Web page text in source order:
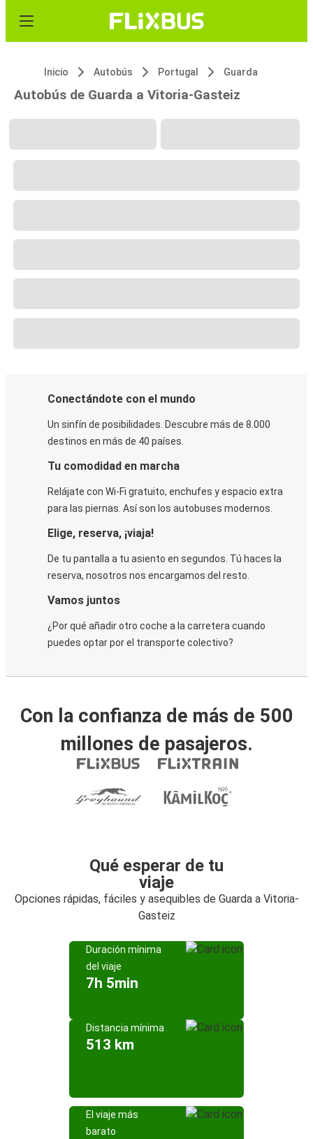
Inicio Autobús Portugal Guarda
Autobús de Guarda a Vitoria-Gasteiz
Conectándote con el mundo
Un sinfín de posibilidades. Descubre más de 8.000
destinos en más de 40 países.
Tu comodidad en marcha
Relájate con Wi-Fi gratuito, enchufes y espacio extra
para las piernas. Así son los autobuses modernos.
Elige, reserva, ¡viaja!
De tu pantalla a tu asiento en segundos. Tú haces la
reserva, nosotros nos encargamos del resto.
Vamos juntos
¿Por qué añadir otro coche a la carretera cuando
puedes optar por el transporte colectivo?
Con la confianza de más de 500
millones de pasajeros.
Qué esperar de tu
viaje
Opciones rápidas, fáciles y asequibles de Guarda a Vitoria-
Gasteiz
Duración mínima
del viaje
7h 5min
Distancia mínima
513 km
El viaje más
barato